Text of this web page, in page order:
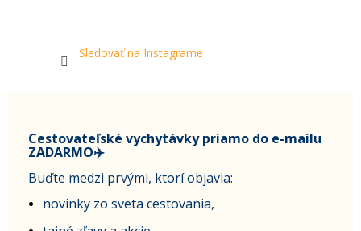
Sledovať na Instagrame
Cestovateľské vychytávky priamo do e-mailu
ZADARMO✈️
Buďte medzi prvými, ktorí objavia:
novinky zo sveta cestovania,